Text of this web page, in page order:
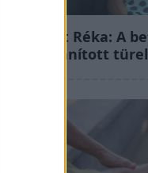
Rubint Réka: A
megtanított